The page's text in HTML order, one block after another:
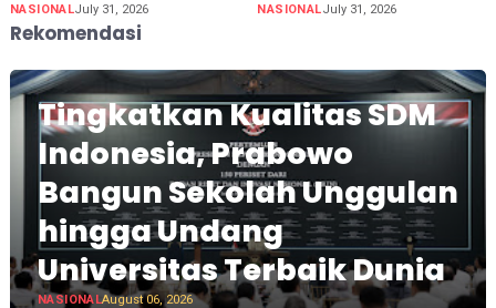
NASIONALJuly 31, 2026 NASIONALJuly 31, 2026
Rekomendasi
Tingkatkan Kualitas SDM
Indonesia, Prabowo
Bangun Sekolah Unggulan
hingga Undang
Universitas Terbaik Dunia
NASIONALAugust 06, 2026